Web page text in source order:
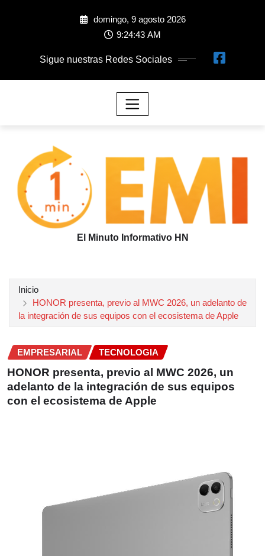
domingo, 9 agosto 2026
9:24:46 AM
Sigue nuestras Redes Sociales
El Minuto Informativo HN
Inicio
HONOR presenta, previo al MWC 2026, un adelanto de
la integración de sus equipos con el ecosistema de Apple
EMPRESARIAL TECNOLOGIA
HONOR presenta, previo al MWC 2026, un
adelanto de la integración de sus equipos
con el ecosistema de Apple